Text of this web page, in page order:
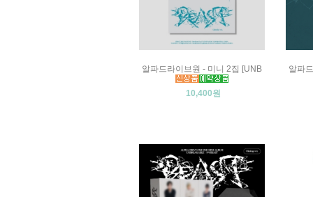
알파드라이브원 - 미니 2집 [UNB
10,400원
알파